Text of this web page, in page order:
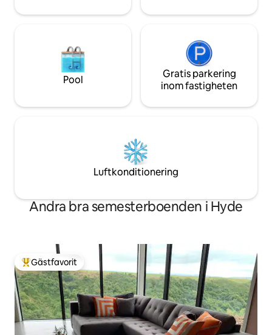
Pool
Gratis parkering
inom fastigheten
Luftkonditionering
Andra bra semesterboenden i Hyde
Populär gästfavorit
Gästfavorit